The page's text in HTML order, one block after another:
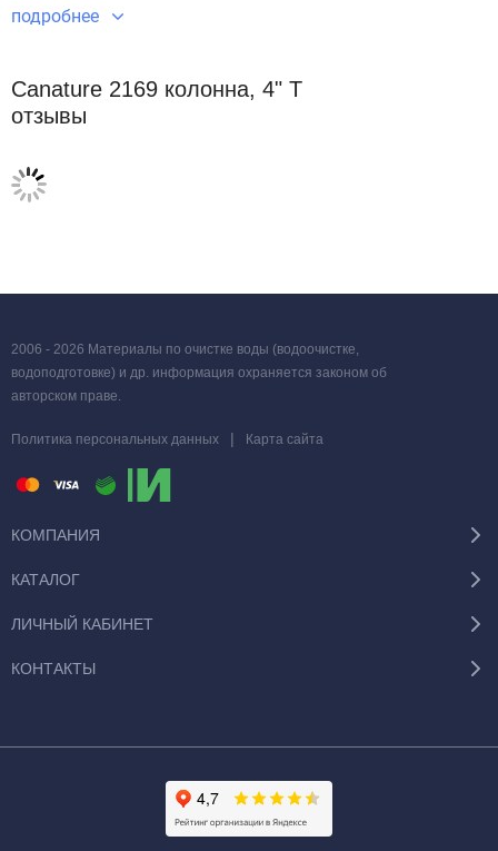
подробнее
Canature 2169 колонна, 4" T
отзывы
2006 - 2026 Материалы по очистке воды (водоочистке,
водоподготовке) и др. информация охраняется законом об
авторском праве.
Политика персональных данных | Карта сайта
КОМПАНИЯ
КАТАЛОГ
ЛИЧНЫЙ КАБИНЕТ
КОНТАКТЫ